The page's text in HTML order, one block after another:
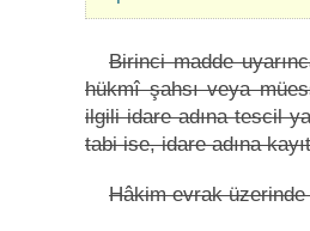
Birinci madde
hükmî şahsı veya
ilgili idare adına tescil
tabi ise, idare adına
Hâkim evrak